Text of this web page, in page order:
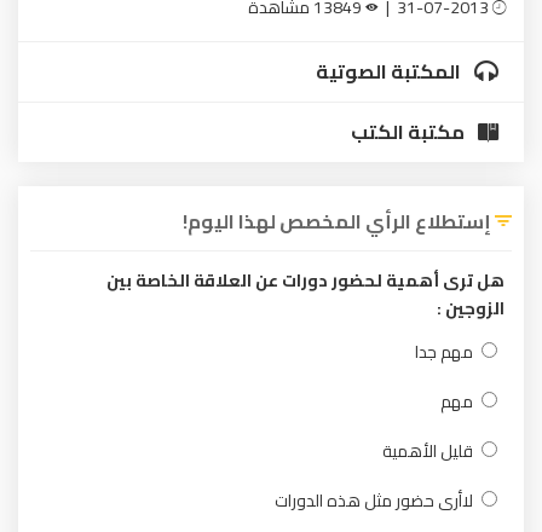
المكتبة الصوتية
مكتبة الكتب
إستطلاع الرأي المخصص لهذا اليوم!
هل ترى أهمية لحضور دورات عن العلاقة الخاصة بين
الزوجين :
مهم جدا
مهم
قليل الأهمية
لاأرى حضور مثل هذه الدورات